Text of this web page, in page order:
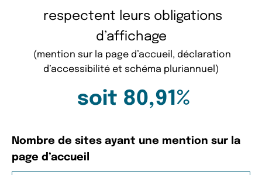
respectent leurs obligations
d’affichage
(mention sur la page d’accueil, déclaration
d’accessibilité et schéma pluriannuel)
soit 80,91%
Nombre de sites ayant une mention sur la
page d’accueil